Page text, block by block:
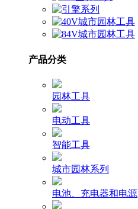
产品分类
园林工具
电动工具
智能工具
城市园林系列
电池、充电器和电源